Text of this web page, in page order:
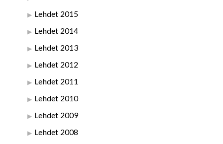
Lehdet 2015
Lehdet 2014
Lehdet 2013
Lehdet 2012
Lehdet 2011
Lehdet 2010
Lehdet 2009
Lehdet 2008